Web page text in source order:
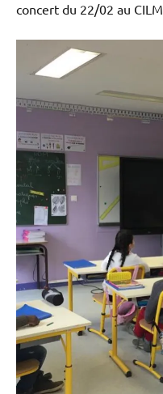
concert du 22/02 au CILM